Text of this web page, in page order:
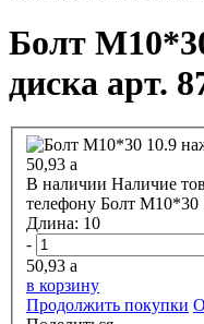
Болт
диска арт.
50,93 a
В наличии Наличие
телефону
Длина: 10
-
50,93 a
в корзину
Продолжить покупки